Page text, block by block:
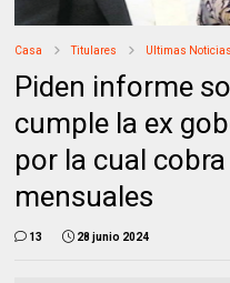
Casa Titulares Ultimas Noticias
Piden informe
cumple la ex
por la cual
mensuales
13 28 junio 2024